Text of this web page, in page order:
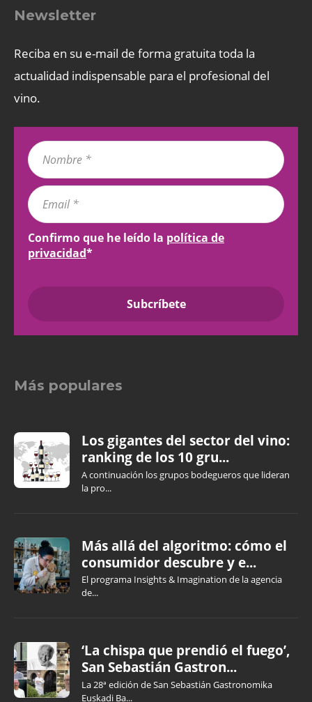
Newsletter
Reciba en su e-mail de forma gratuita toda la
actualidad indispensable para el profesional del
vino.
Confirmo que he leído la política de
privacidad*
Más populares
Los gigantes del sector del vino:
ranking de los 10 gru...
A continuación los grupos bodegueros que lideran
la pro...
Más allá del algoritmo: cómo el
consumidor descubre y e...
El programa Insights & Imagination de la agencia
de...
‘La chispa que prendió el fuego’,
San Sebastián Gastron...
La 28ª edición de San Sebastián Gastronomika
Euskadi Ba...